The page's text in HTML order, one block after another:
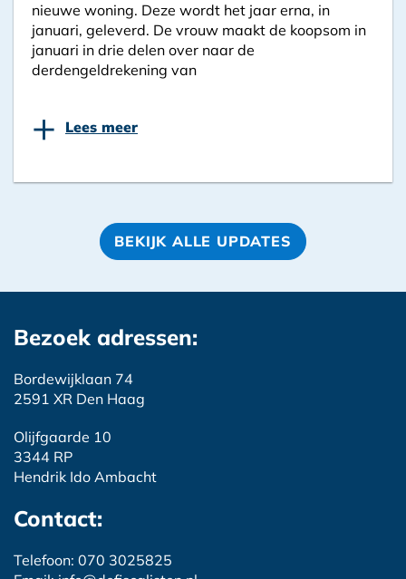
nieuwe woning. Deze wordt het jaar erna, in
januari, geleverd. De vrouw maakt de koopsom in
januari in drie delen over naar de
derdengeldrekening van
+ Lees meer
BEKIJK ALLE UPDATES
Bezoek adressen:
Bordewijklaan 74
2591 XR Den Haag
Olijfgaarde 10
3344 RP
Hendrik Ido Ambacht
Contact:
Telefoon: 070 3025825